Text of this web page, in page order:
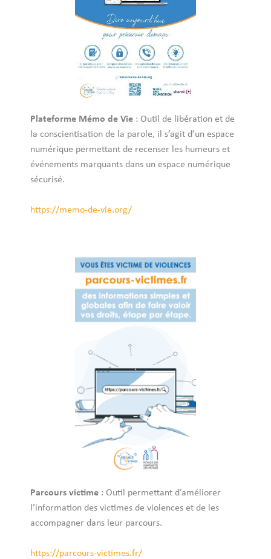
Plateforme Mémo de Vie : Outil de libération et de
la conscientisation de la parole, il s’agit d’un espace
numérique permettant de recenser les humeurs et
événements marquants dans un espace numérique
sécurisé.
https://memo-de-vie.org/
Parcours victime : Outil permettant d’améliorer
l’information des victimes de violences et de les
accompagner dans leur parcours.
https://parcours-victimes.fr/